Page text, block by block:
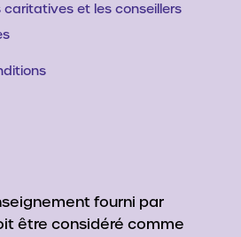
caritatives et les conseillers
fourni par
être considéré comme